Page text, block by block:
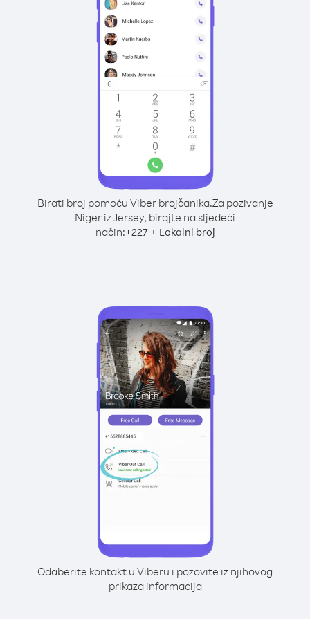
Birati broj pomoću Viber brojčanika.Za pozivanje
Niger iz Jersey, birajte na sljedeći
način:+227+ Lokalni broj
Odaberite kontakt u Viberu i pozovite iz njihovog
prikaza informacija